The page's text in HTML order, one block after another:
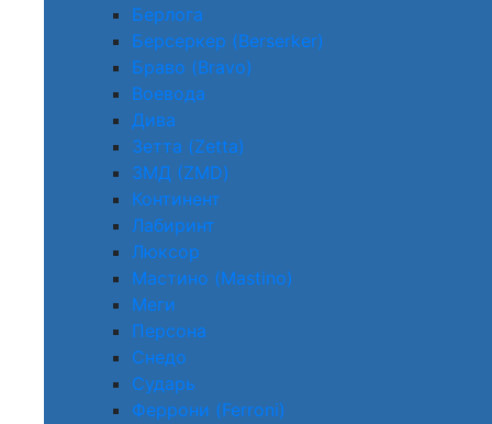
Берлога
Берсеркер (Berserker)
Браво (Bravo)
Воевода
Дива
Зетта (Zetta)
ЗМД (ZMD)
Континент
Лабиринт
Люксор
Мастино (Mastino)
Меги
Персона
Снедо
Сударь
Феррони (Ferroni)